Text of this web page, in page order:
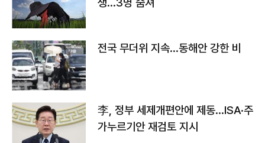
생…3명 숨져
전국 무더위 지속…동해안 강한 비
李, 정부 세제개편안에 제동…ISA·주
가누르기안 재검토 지시